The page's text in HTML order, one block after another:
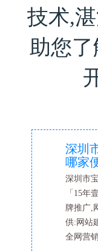
技术,
助您
深圳
哪家
深圳市
「15年
牌推广,
供:网站
全网营